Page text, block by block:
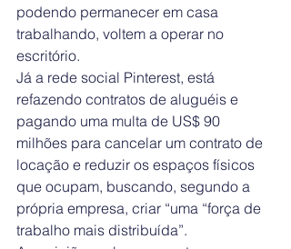
podendo permanecer em casa
trabalhando, voltem a operar no
escritório.
Já a rede social Pinterest, está
refazendo contratos de aluguéis e
pagando uma multa de US$ 90
milhões para cancelar um contrato de
locação e reduzir os espaços físicos
que ocupam, buscando, segundo a
própria empresa, criar “uma “força de
trabalho mais distribuída”.